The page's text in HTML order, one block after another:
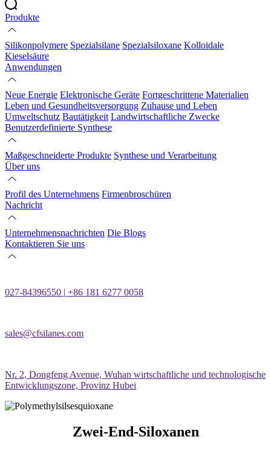
Produkte
Silikonpolymere Spezialsilane Spezialsiloxane Kolloidale
Kieselsäure
Anwendungen
Neue Energie Elektronische Geräte Fortgeschrittene Materialien
Leben und Gesundheitsversorgung Zuhause und Leben
Umweltschutz Bautätigkeit Landwirtschaftliche Zwecke
Benutzerdefinierte Synthese
Maßgeschneiderte Produkte Synthese und Verarbeitung
Über uns
Profil des Unternehmens Firmenbroschüren
Nachricht
Unternehmensnachrichten Die Blogs
Kontaktieren Sie uns
027-84396550 | +86 181 6277 0058
sales@cfsilanes.com
Nr. 2, Dongfeng Avenue, Wuhan wirtschaftliche und technologische
Entwicklungszone, Provinz Hubei
Zwei-End-Siloxanen